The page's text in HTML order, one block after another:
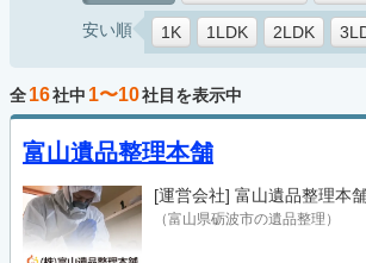
安い順 1K 1LDK 2LDK
全16社中 1〜10社目を表示中
富山遺品整理本舗
[運営会社] 富山遺品整理本
（富山県砺波市の遺品整理）